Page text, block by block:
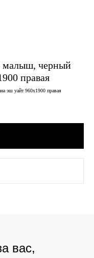
малыш, черный
правая
эш уайт 960х1900 правая
вас,